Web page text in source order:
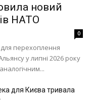
новий
НАТО
0
перехоплення
у липні 2026 року
для Києва тривала